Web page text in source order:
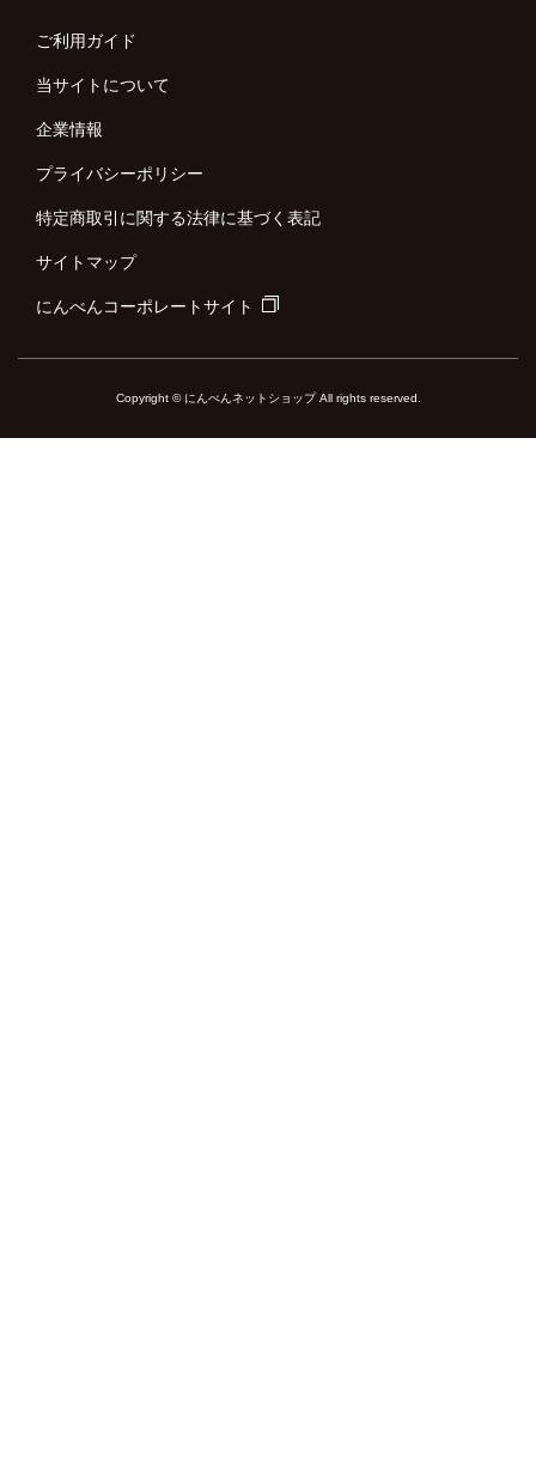
ご利用ガイド
当サイトについて
企業情報
プライバシーポリシー
特定商取引に関する法律に基づく表記
サイトマップ
にんべんコーポレートサイト
Copyright © にんべんネットショップ All rights reserved.